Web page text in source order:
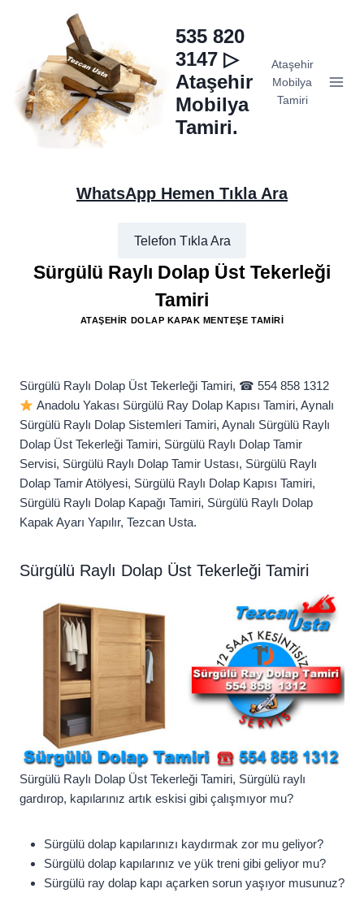
535 820
3147 ▷
Ataşehir
Mobilya
Tamiri.
Ataşehir
Mobilya
Tamiri
WhatsApp Hemen Tıkla Ara
Telefon Tıkla Ara
Sürgülü Raylı Dolap Üst Tekerleği
Tamiri
ATAŞEHIR DOLAP KAPAK MENTEŞE TAMIRI
Sürgülü Raylı Dolap Üst Tekerleği Tamiri, ☎ 554 858 1312
Anadolu Yakası Sürgülü Ray Dolap Kapısı Tamiri, Aynalı
Sürgülü Raylı Dolap Sistemleri Tamiri, Aynalı Sürgülü Raylı
Dolap Üst Tekerleği Tamiri, Sürgülü Raylı Dolap Tamir
Servisi, Sürgülü Raylı Dolap Tamir Ustası, Sürgülü Raylı
Dolap Tamir Atölyesi, Sürgülü Raylı Dolap Kapısı Tamiri,
Sürgülü Raylı Dolap Kapağı Tamiri, Sürgülü Raylı Dolap
Kapak Ayarı Yapılır, Tezcan Usta.
Sürgülü Raylı Dolap Üst Tekerleği Tamiri
Sürgülü Raylı Dolap Üst Tekerleği Tamiri, Sürgülü raylı
gardırop, kapılarınız artık eskisi gibi çalışmıyor mu?
Sürgülü dolap kapılarınızı kaydırmak zor mu geliyor?
Sürgülü dolap kapılarınız ve yük treni gibi geliyor mu?
Sürgülü ray dolap kapı açarken sorun yaşıyor musunuz?